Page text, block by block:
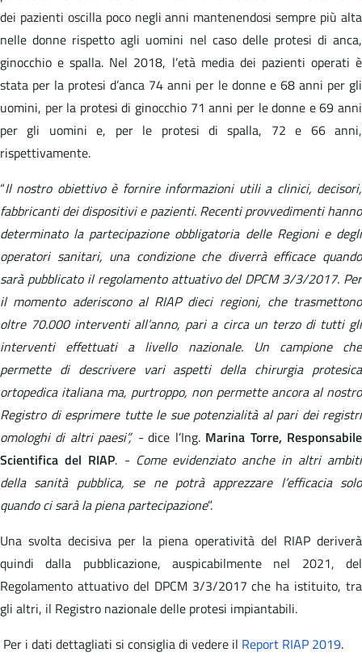
dei pazienti oscilla poco negli anni mantenendosi sempre più alta
nelle donne rispetto agli uomini nel caso delle protesi di anca,
ginocchio e spalla. Nel 2018, l’età media dei pazienti operati è
stata per la protesi d’anca 74 anni per le donne e 68 anni per gli
uomini, per la protesi di ginocchio 71 anni per le donne e 69 anni
per gli uomini e, per le protesi di spalla, 72 e 66 anni,
rispettivamente.
“Il nostro obiettivo è fornire informazioni utili a clinici, decisori,
fabbricanti dei dispositivi e pazienti. Recenti provvedimenti hanno
determinato la partecipazione obbligatoria delle Regioni e degli
operatori sanitari, una condizione che diverrà efficace quando
sarà pubblicato il regolamento attuativo del DPCM 3/3/2017. Per
il momento aderiscono al RIAP dieci regioni, che trasmettono
oltre 70.000 interventi all’anno, pari a circa un terzo di tutti gli
interventi effettuati a livello nazionale. Un campione che
permette di descrivere vari aspetti della chirurgia protesica
ortopedica italiana ma, purtroppo, non permette ancora al nostro
Registro di esprimere tutte le sue potenzialità al pari dei registri
omologhi di altri paesi”, -dice l’Ing. Marina Torre, Responsabile
Scientifica del RIAP.- Come evidenziato anche in altri ambiti
della sanità pubblica, se ne potrà apprezzare l’efficacia solo
quando ci sarà la piena partecipazione”.
Una svolta decisiva per la piena operatività del RIAP deriverà
quindi dalla pubblicazione, auspicabilmente nel 2021, del
Regolamento attuativo del DPCM 3/3/2017 che ha istituito, tra
gli altri, il Registro nazionale delle protesi impiantabili.
Per i dati dettagliati si consiglia di vedere il Report RIAP 2019.